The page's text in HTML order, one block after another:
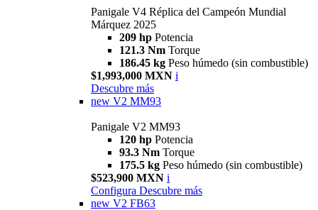
Panigale V4 Réplica del Campeón Mundial
Márquez 2025
209 hp Potencia
121.3 Nm Torque
186.45 kg Peso húmedo (sin combustible)
$1,993,000 MXN i
Descubre más
new V2 MM93
Panigale V2 MM93
120 hp Potencia
93.3 Nm Torque
175.5 kg Peso húmedo (sin combustible)
$523,900 MXN i
Configura Descubre más
new V2 FB63